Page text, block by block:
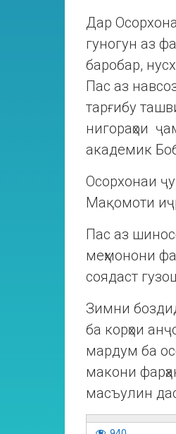
Дар
гуногун аз
баробар,
Пас аз
тарғибу
нигораҳои
академик
Осорхонаи
Мақомоти
Пас аз
меҳмонони
соядаст
Зимни
ба корҳои
мардум ба
макони
масъулин